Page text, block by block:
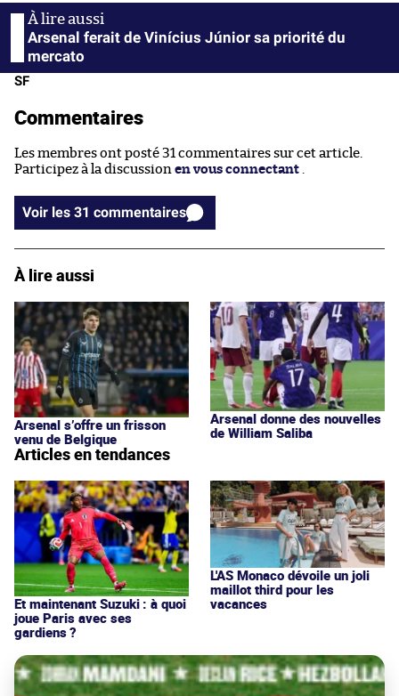
Arsenal ferait de Vinícius Júnior sa priorité du
mercato
SF
Commentaires
Les membres ont posté 31 commentaires sur cet article.
Participez à la discussion en vous connectant .
Voir les 31 commentaires
À lire aussi
Arsenal s’offre un frisson
venu de Belgique
Arsenal donne des nouvelles
de William Saliba
Articles en tendances
Et maintenant Suzuki : à quoi
joue Paris avec ses
gardiens ?
L'AS Monaco dévoile un joli
maillot third pour les
vacances